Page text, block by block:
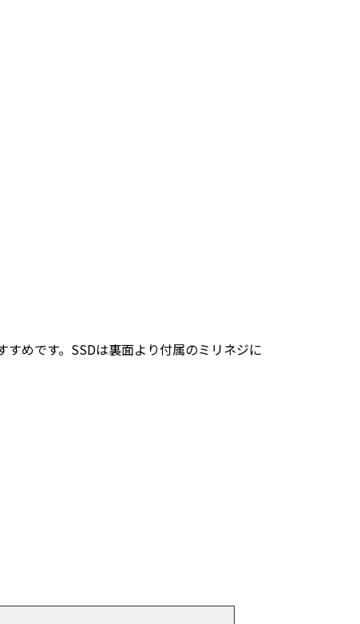
めです。SSDは裏面より付属のミリネジに